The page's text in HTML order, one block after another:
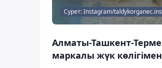
Сурет: Instagram/
Алматы-Ташкент-
маркалы жүк